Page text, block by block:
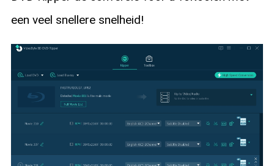
een veel snellere snelheid!